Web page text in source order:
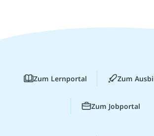
Zum Lernportal Zum
Zum Jobportal